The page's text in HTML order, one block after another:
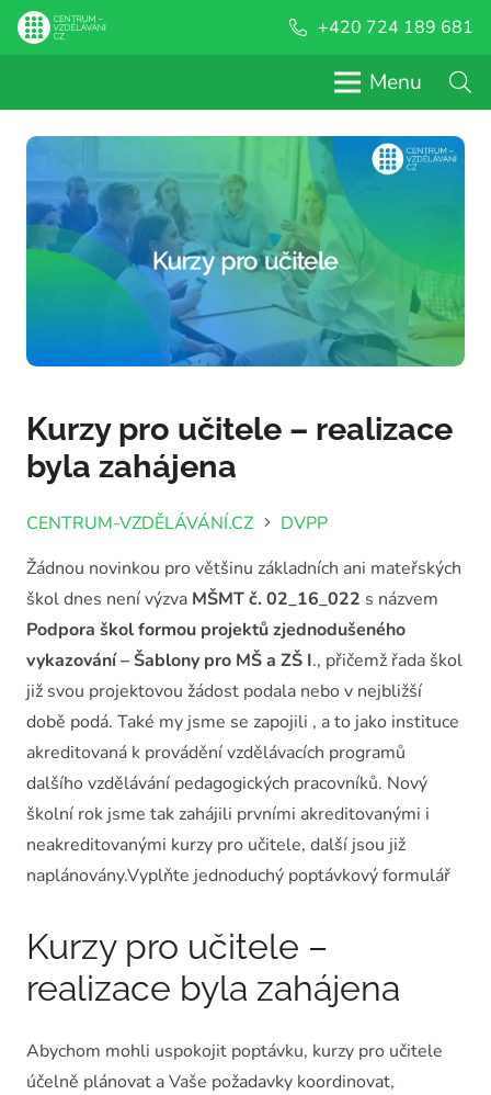
+420 724 189 681
Menu
Kurzy pro učitele – realizace
byla zahájena
CENTRUM-VZDĚLÁVÁNÍ.CZ
DVPP
Žádnou novinkou pro většinu základních ani mateřských
škol dnes není výzva MŠMT č. 02_16_022 s názvem
Podpora škol formou projektů zjednodušeného
vykazování – Šablony pro MŠ a ZŠ I., přičemž řada škol
již svou projektovou žádost podala nebo v nejbližší
době podá. Také my jsme se zapojili , a to jako instituce
akreditovaná k provádění vzdělávacích programů
dalšího vzdělávání pedagogických pracovníků. Nový
školní rok jsme tak zahájili prvními akreditovanými i
neakreditovanými kurzy pro učitele, další jsou již
naplánovány.Vyplňte jednoduchý poptávkový formulář
Kurzy pro učitele –
realizace byla zahájena
Abychom mohli uspokojit poptávku, kurzy pro učitele
účelně plánovat a Vaše požadavky koordinovat,